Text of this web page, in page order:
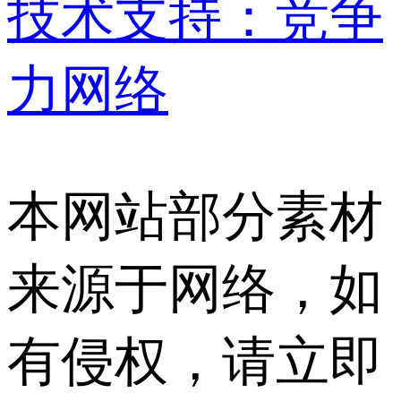
技术支持：竞争
力网络
本网站部分素材
来源于网络，如
有侵权，请立即